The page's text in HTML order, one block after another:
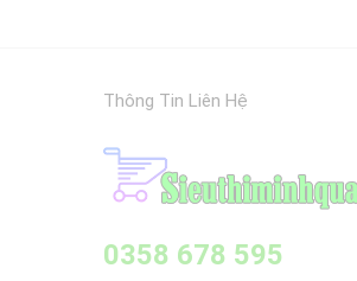
Thông Tin Liên Hệ
0358 678 595